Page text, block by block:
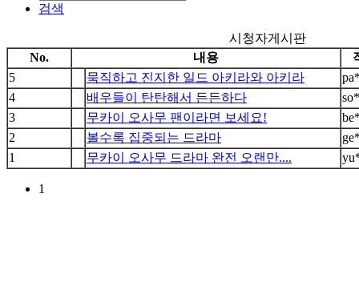
검색
시청자게시판
No.
내용
5
묵직하고 진지한 일드 아키라와 아키라
4
배우들이 탄탄해서 든든하다
3
무카이 오사무 팬이라면 보세요!
2
볼수록 집중되는 드라마
1
무카이 오사무 드라마 완전 오랜만....
1